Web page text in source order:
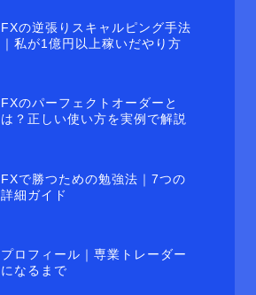
FXの逆張りスキャルピング手法
｜私が1億円以上稼いだやり方
FXのパーフェクトオーダーと
は？正しい使い方を実例で解説
FXで勝つための勉強法｜7つの
詳細ガイド
プロフィール｜専業トレーダー
になるまで